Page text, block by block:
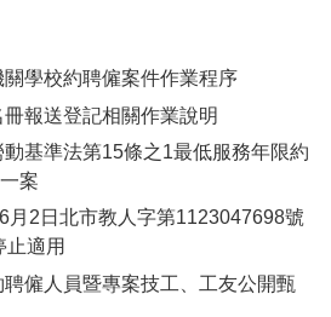
學校約聘僱案件作業程序
報送登記相關作業說明
基準法第15條之1最低服務年限約
案
月2日北市教人字第1123047698號
止適用
僱人員暨專案技工、工友公開甄